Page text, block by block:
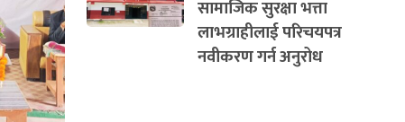
सामाजिक सुरक्षा भत्ता
लाभग्राहीलाई परिचयपत्र
नवीकरण गर्न अनुरोध